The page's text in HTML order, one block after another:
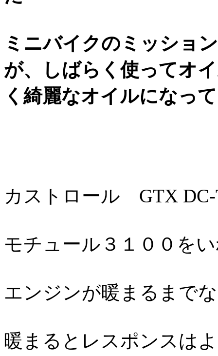
ミニバイクのミッショ
が、しばらく使ってオ
く綺麗なオイルになっ
カストロール GTX DC-
モチュール３１００を
エンジンが暖まるまで
暖まるとレスポンスは